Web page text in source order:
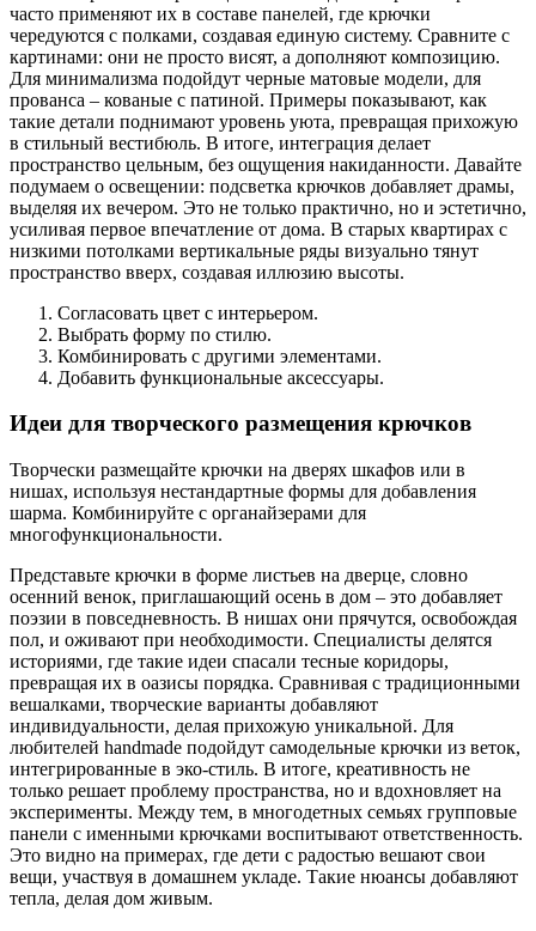
часто применяют их в составе панелей, где крючки
чередуются с полками, создавая единую систему. Сравните с
картинами: они не просто висят, а дополняют композицию.
Для минимализма подойдут черные матовые модели, для
прованса – кованые с патиной. Примеры показывают, как
такие детали поднимают уровень уюта, превращая прихожую
в стильный вестибюль. В итоге, интеграция делает
пространство цельным, без ощущения накиданности. Давайте
подумаем о освещении: подсветка крючков добавляет драмы,
выделяя их вечером. Это не только практично, но и эстетично,
усиливая первое впечатление от дома. В старых квартирах с
низкими потолками вертикальные ряды визуально тянут
пространство вверх, создавая иллюзию высоты.
Согласовать цвет с интерьером.
Выбрать форму по стилю.
Комбинировать с другими элементами.
Добавить функциональные аксессуары.
Идеи для творческого размещения крючков
Творчески размещайте крючки на дверях шкафов или в
нишах, используя нестандартные формы для добавления
шарма. Комбинируйте с органайзерами для
многофункциональности.
Представьте крючки в форме листьев на дверце, словно
осенний венок, приглашающий осень в дом – это добавляет
поэзии в повседневность. В нишах они прячутся, освобождая
пол, и оживают при необходимости. Специалисты делятся
историями, где такие идеи спасали тесные коридоры,
превращая их в оазисы порядка. Сравнивая с традиционными
вешалками, творческие варианты добавляют
индивидуальности, делая прихожую уникальной. Для
любителей handmade подойдут самодельные крючки из веток,
интегрированные в эко-стиль. В итоге, креативность не
только решает проблему пространства, но и вдохновляет на
эксперименты. Между тем, в многодетных семьях групповые
панели с именными крючками воспитывают ответственность.
Это видно на примерах, где дети с радостью вешают свои
вещи, участвуя в домашнем укладе. Такие нюансы добавляют
тепла, делая дом живым.